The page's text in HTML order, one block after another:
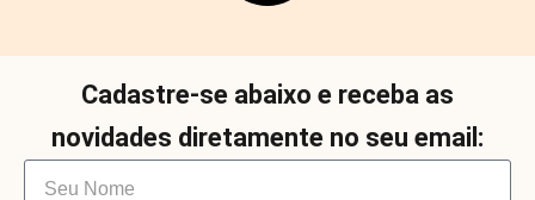
Cadastre-se abaixo e receba as
novidades diretamente no seu email: